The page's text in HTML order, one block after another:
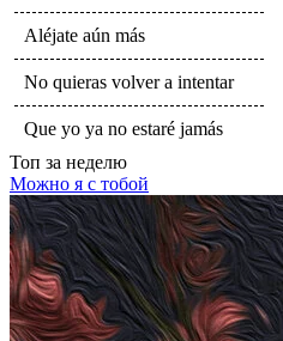
Aléjate aún más
No quieras volver a intentar
Que yo ya no estaré jamás
Топ за неделю
Можно я с тобой